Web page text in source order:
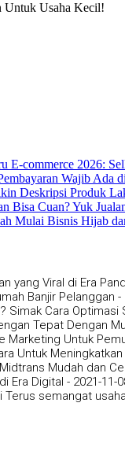
Untuk Usaha Kecil!
E-commerce 2026:
Wajib Ada
Deskripsi Produk
Bisa Cuan? Yuk
Mulai Bisnis Hijab
yang Viral di Era
Banjir Pelanggan -
Simak Cara Optimasi
Tepat Dengan
Marketing Untuk
Untuk Meningkatkan
Mudah dan
Era Digital - 2021-11-
semangat